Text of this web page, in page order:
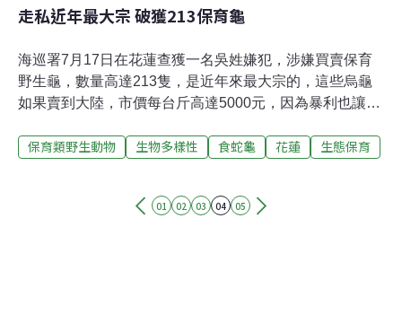
走私近年最大宗 破獲213保育龜
海巡署7月17日在花蓮查獲一名吳姓嫌犯，涉嫌買賣保育
野生龜，數量高達213隻，是近年來最大宗的，這些烏龜
如果賣到大陸，市價每台斤高達5000元，因為暴利也讓嫌
還是「第二級保育類野生龜」，包括50隻柴棺龜，保育類
買賣，這批野生龜市價每台斤大約是1500元，但走私到大
保育類野生動物 生物多樣性 食蛇龜 花蓮 生態保育
01 02 03 04 05